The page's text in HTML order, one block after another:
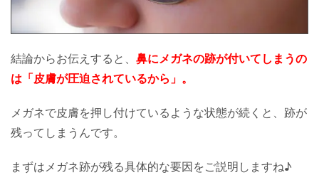
結論からお伝えすると、 鼻にメガネの跡が付いてしまうの
は「皮膚が圧迫されているから」。
メガネで皮膚を押し付けているような状態が続くと、跡が
残ってしまうんです。
まずはメガネ跡が残る具体的な要因をご説明しますね♪